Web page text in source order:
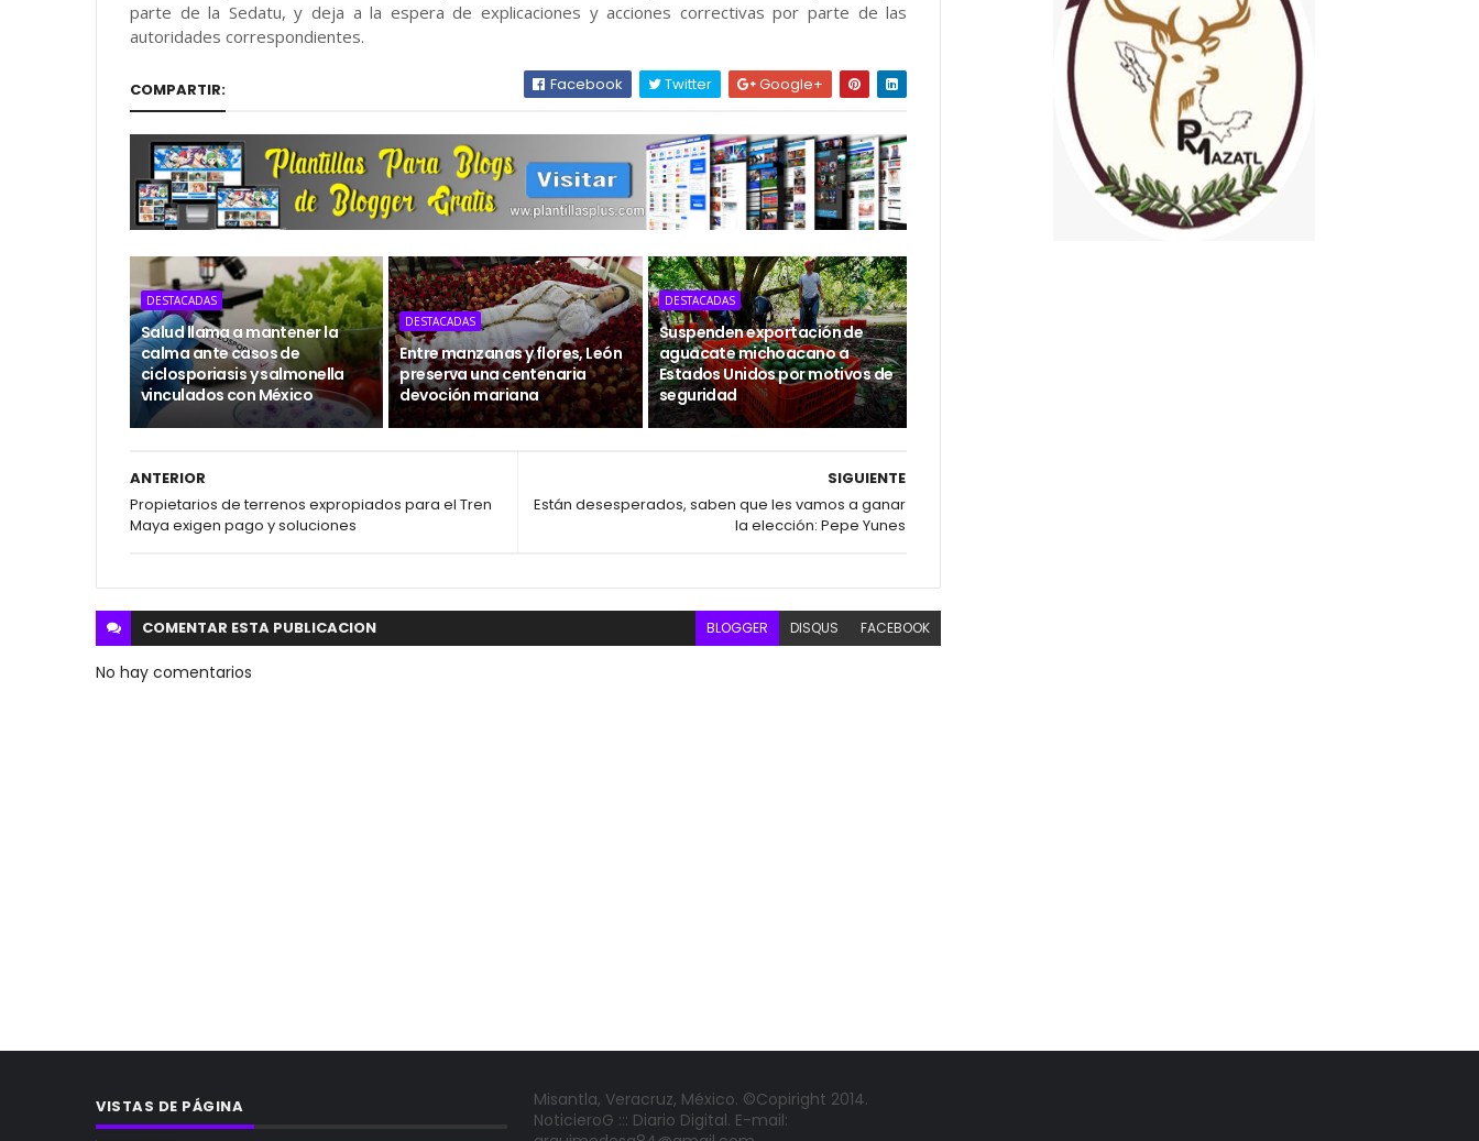
parte de la Sedatu, y deja a la espera de explicaciones y acciones correctivas por parte de las
autoridades correspondientes.
COMPARTIR: Facebook Twitter Google+
DESTACADAS
Salud llama a mantener la
calma ante casos de
ciclosporiasis y salmonella
vinculados con México
DESTACADAS
Entre manzanas y flores, León
preserva una centenaria
devoción mariana
DESTACADAS
Suspenden exportación de
aguacate michoacano a
Estados Unidos por motivos de
seguridad
SIGUIENTE
Están desesperados, saben que les vamos a ganar
la elección: Pepe Yunes
ANTERIOR
Propietarios de terrenos expropiados para el Tren
Maya exigen pago y soluciones
COMENTAR ESTA PUBLICACION BLOGGER DISQUS FACEBOOK
No hay comentarios
VISTAS DE PÁGINA
Misantla, Veracruz, México. ©Copiright 2014.
NoticieroG ::: Diario Digital. E-mail: